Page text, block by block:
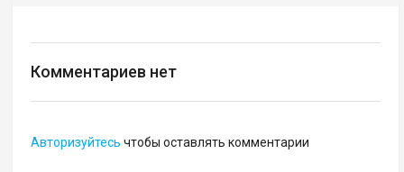
Комментариев нет
Авторизуйтесь чтобы оставлять комментарии